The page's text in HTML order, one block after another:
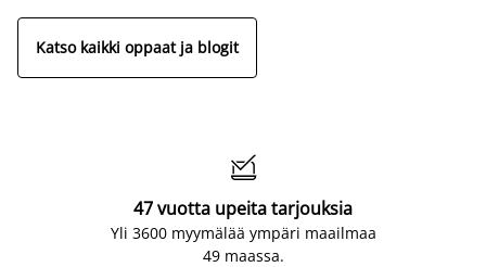
Katso kaikki oppaat ja blogit

47 vuotta upeita tarjouksia
Yli 3600 myymälää ympäri maailmaa
49 maassa.